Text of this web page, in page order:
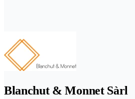
Blanchut & Monnet Sàrl